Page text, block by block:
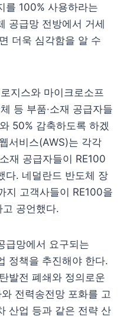
를 100% 사용하라는
공급망 전방에서 거세
더욱 심각함을 알 수
지스와 마이크로소프
등 부품·소재 공급자들
50% 감축하도록 하겠
서비스(AWS)는 각각
재 공급자들이 RE100
다. 네덜란드 반도체 장
고객사들이 RE100을
공언했다.
급망에서 요구되는
정책을 추진해야 한다.
발전 폐쇄와 정의로운
전력송전망 포화를 고
산업 등과 같은 전략 산